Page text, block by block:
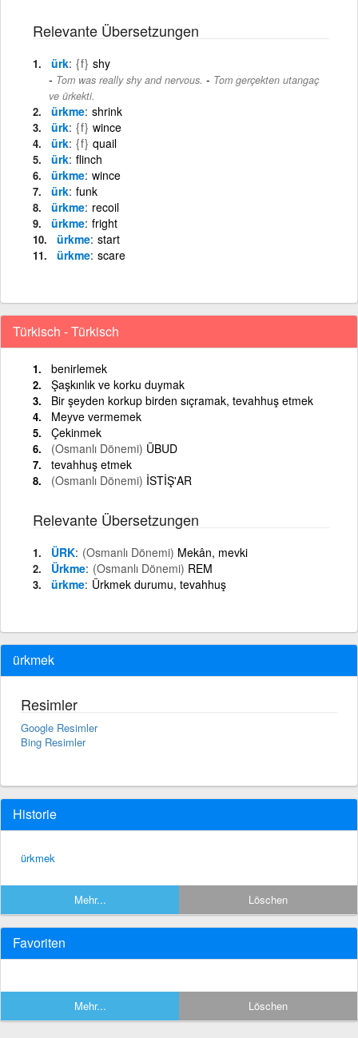
Relevante Übersetzungen
ürk {f} shy
Tom was really shy and nervous. - Tom gerçekten utangaç
ve ürkekti.
ürkme shrink
ürk {f} wince
ürk {f} quail
ürk flinch
ürkme wince
ürk funk
ürkme recoil
ürkme fright
ürkme start
ürkme scare
Türkisch - Türkisch
benirlemek
Şaşkınlık ve korku duymak
Bir şeyden korkup birden sıçramak, tevahhuş etmek
Meyve vermemek
Çekinmek
(Osmanlı Dönemi) ÜBUD
tevahhuş etmek
(Osmanlı Dönemi) İSTİŞ'AR
Relevante Übersetzungen
ÜRK (Osmanlı Dönemi) Mekân, mevki
Ürkme (Osmanlı Dönemi) REM
ürkme Ürkmek durumu, tevahhuş
ürkmek
Resimler
Google Resimler
Bing Resimler
Historie
ürkmek
Mehr... Löschen
Favoriten
Mehr... Löschen